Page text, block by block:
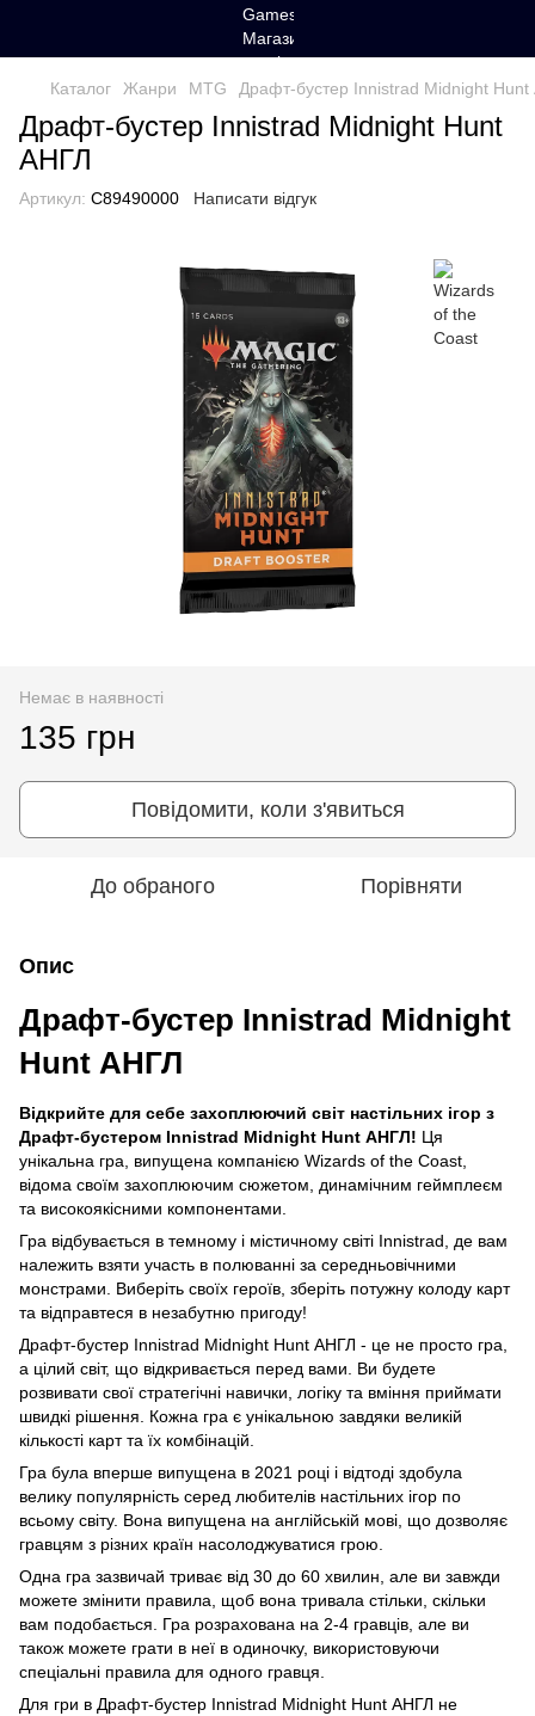
Каталог Жанри MTG Драфт-бустер Innistrad Midnight
Драфт-бустер Innistrad Midnight Hunt
АНГЛ
Артикул: C89490000 Написати відгук
Немає в наявності
135 грн
Повідомити, коли з'явиться
До обраного Порівняти
Опис
Драфт-бустер Innistrad Midnight
Hunt АНГЛ
Відкрийте для себе захоплюючий світ настільних ігор з
Драфт-бустером Innistrad Midnight Hunt АНГЛ! Ця
унікальна гра, випущена компанією Wizards of the Coast,
відома своїм захоплюючим сюжетом, динамічним геймплеєм
та високоякісними компонентами.
Гра відбувається в темному і містичному світі Innistrad, де вам
належить взяти участь в полюванні за середньовічними
монстрами. Виберіть своїх героїв, зберіть потужну колоду карт
та відправтеся в незабутню пригоду!
Драфт-бустер Innistrad Midnight Hunt АНГЛ - це не просто гра,
а цілий світ, що відкривається перед вами. Ви будете
розвивати свої стратегічні навички, логіку та вміння приймати
швидкі рішення. Кожна гра є унікальною завдяки великій
кількості карт та їх комбінацій.
Гра була вперше випущена в 2021 році і відтоді здобула
велику популярність серед любителів настільних ігор по
всьому світу. Вона випущена на англійській мові, що дозволяє
гравцям з різних країн насолоджуватися грою.
Одна гра зазвичай триває від 30 до 60 хвилин, але ви завжди
можете змінити правила, щоб вона тривала стільки, скільки
вам подобається. Гра розрахована на 2-4 гравців, але ви
також можете грати в неї в одиночку, використовуючи
спеціальні правила для одного гравця.
Для гри в Драфт-бустер Innistrad Midnight Hunt АНГЛ не